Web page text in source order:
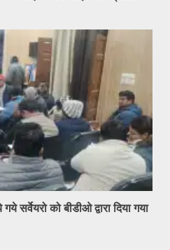
सर्वेयरो को बीडीओ द्वारा दिया गया